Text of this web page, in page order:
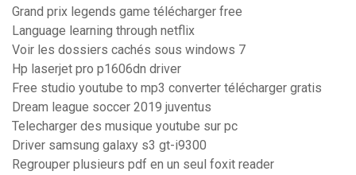
Grand prix legends game télécharger free
Language learning through netflix
Voir les dossiers cachés sous windows 7
Hp laserjet pro p1606dn driver
Free studio youtube to mp3 converter télécharger gratis
Dream league soccer 2019 juventus
Telecharger des musique youtube sur pc
Driver samsung galaxy s3 gt-i9300
Regrouper plusieurs pdf en un seul foxit reader